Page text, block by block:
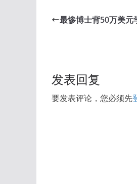
最惨博士背50万美
发表回复
要发表评论，您必须先